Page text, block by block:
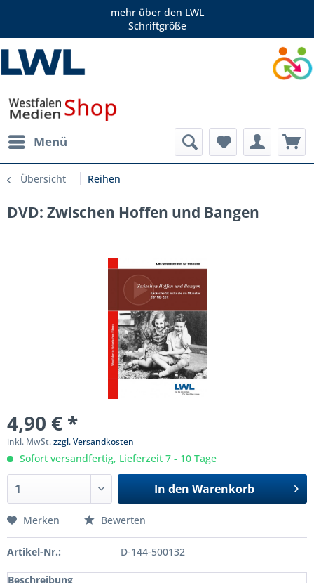
mehr über den LWL
Schriftgröße
Menü
Übersicht Reihen
DVD: Zwischen Hoffen und Bangen
4,90 € *
inkl. MwSt.zzgl. Versandkosten
Sofort versandfertig, Lieferzeit 7 - 10 Tage
In den Warenkorb
Merken Bewerten
Artikel-Nr.: D-144-500132
Beschreibung